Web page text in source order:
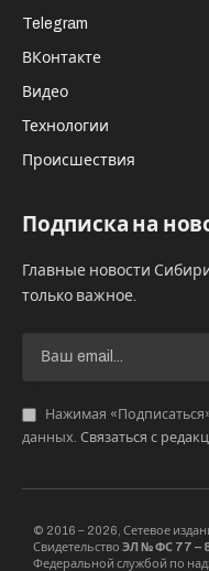
Telegram
ВКонтакте
Видео
Технологии
Происшествия
Подписка на
Главные новости
только важное.
Нажимая
данных. Связаться с
© 2016 – 2026, Сетевое
Свидетельство ЭЛ № ФС 77 –
Федеральной службой по